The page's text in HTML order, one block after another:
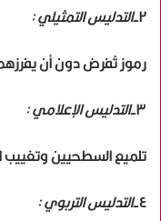
٢- التدليس التمثيلي :
رموز تُفرض دون أن
٣- التدليس الإعلامي :
تلميع السطحيين وتغييب
٤- التدليس التربوي :